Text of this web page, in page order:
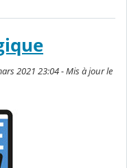
2021 23:04 - Mis à jour le